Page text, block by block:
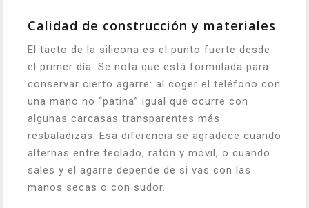
Calidad de construcción y materiales
El tacto de la silicona es el punto fuerte desde
el primer día. Se nota que está formulada para
conservar cierto agarre: al coger el teléfono con
una mano no “patina” igual que ocurre con
algunas carcasas transparentes más
resbaladizas. Esa diferencia se agradece cuando
alternas entre teclado, ratón y móvil, o cuando
sales y el agarre depende de si vas con las
manos secas o con sudor.